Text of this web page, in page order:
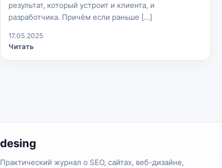
результат, который устроит и клиента, и
разработчика. Причём если раньше […]
17.05.2025
Читать
desing
Практический журнал о SEO, сайтах, веб-дизайне,